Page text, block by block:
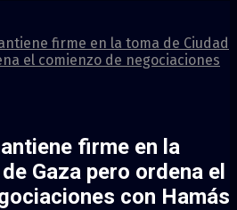
firme en la toma de Ciudad
el comienzo de negociaciones
firme en la
Gaza pero ordena el
con Hamás